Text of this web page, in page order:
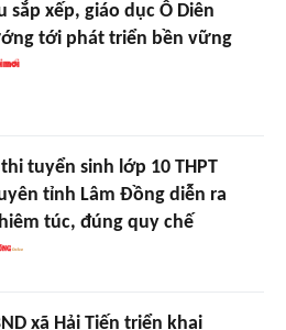
sắp xếp, giáo dục Ô Diên
tới phát triển bền vững
tuyển sinh lớp 10 THPT
tỉnh Lâm Đồng diễn ra
túc, đúng quy chế
xã Hải Tiến triển khai